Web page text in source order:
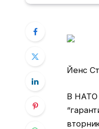
Йенс
В НАТО